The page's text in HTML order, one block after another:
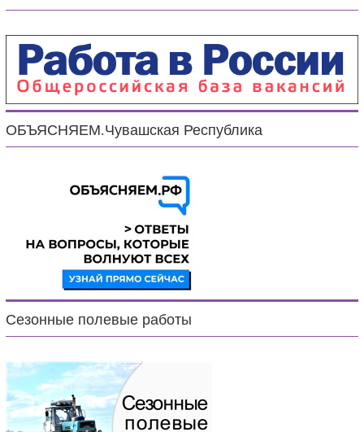
ОБЪЯСНЯЕМ.Чувашская Республика
Сезонные полевые работы